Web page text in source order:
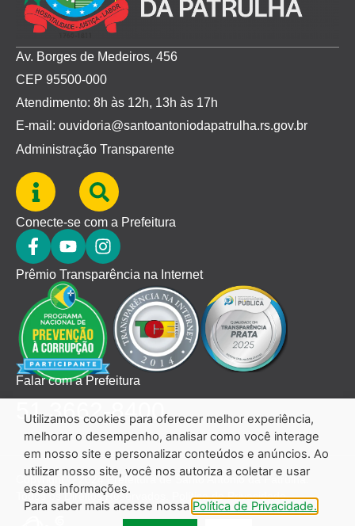
Av. Borges de Medeiros, 456
CEP 95500-000
Atendimento: 8h às 12h, 13h às 17h
E-mail: ouvidoria@santoantoniodapatrulha.rs.gov.br
Administração Transparente
Conecte-se com a Prefeitura
Prêmio Transparência na Internet
Falar com a Prefeitura
51 3662-8400
Copyright © 2024 Prefeitura de Santo Antônio da Patrulha.
Todos os Direitos Reservados.
Política de Privacidade.
Utilizamos cookies para oferecer melhor experiência,
melhorar o desempenho, analisar como você interage
em nosso site e personalizar conteúdos e anúncios. Ao
utilizar nosso site, você nos autoriza a coletar e usar
essas informações.
Para saber mais acesse nossa Política de Privacidade.